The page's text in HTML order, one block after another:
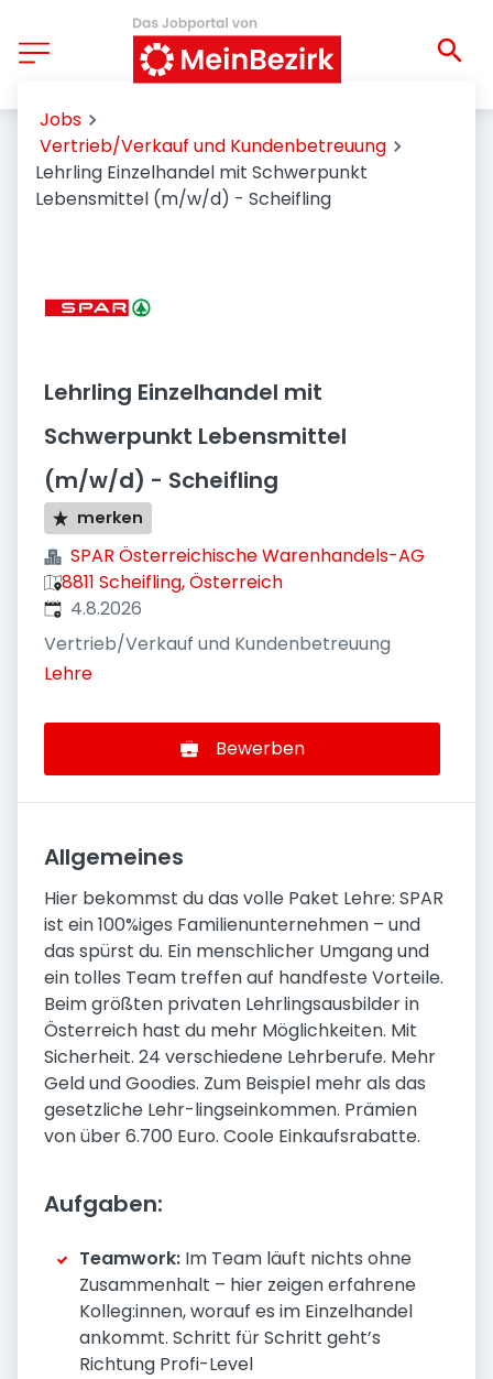
Jobs
Vertrieb/Verkauf und Kundenbetreuung
Lehrling Einzelhandel mit Schwerpunkt
Lebensmittel (m/w/d) - Scheifling
Lehrling Einzelhandel mit
Schwerpunkt Lebensmittel
(m/w/d) - Scheifling
merken
SPAR Österreichische Warenhandels-AG
8811 Scheifling, Österreich
Veröffentlicht
4.8.2026
Vertrieb/Verkauf und Kundenbetreuung
Lehre
Bewerben
Allgemeines
Hier bekommst du das volle Paket Lehre: SPAR
ist ein 100%iges Familienunternehmen – und
das spürst du. Ein menschlicher Umgang und
ein tolles Team treffen auf handfeste Vorteile.
Beim größten privaten Lehrlingsausbilder in
Österreich hast du mehr Möglichkeiten. Mit
Sicherheit. 24 verschiedene Lehrberufe. Mehr
Geld und Goodies. Zum Beispiel mehr als das
gesetzliche Lehr-lingseinkommen. Prämien
von über 6.700 Euro. Coole Einkaufsrabatte.
Aufgaben:
Teamwork: Im Team läuft nichts ohne
Zusammenhalt – hier zeigen erfahrene
Kolleg:innen, worauf es im Einzelhandel
ankommt. Schritt für Schritt geht’s
Richtung Profi-Level